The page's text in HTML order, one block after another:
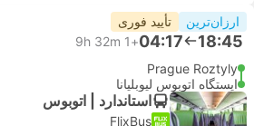
ارزان‌ترین تأیید فوری
18:45
04:17
+1
9h 32m
Prague Roztyly
ایستگاه اتوبوس لیوبلیانا
استاندارد | اتوبوس
FlixBus